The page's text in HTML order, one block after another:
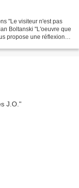
"Le visiteur n'est pas
Boltanski "L'oeuvre que
propose une réflexion